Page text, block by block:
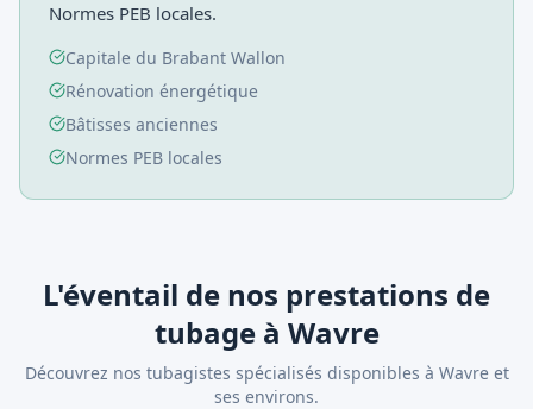
Normes PEB locales.
Capitale du Brabant Wallon
Rénovation énergétique
Bâtisses anciennes
Normes PEB locales
L'éventail de nos prestations de
tubage à Wavre
Découvrez nos tubagistes spécialisés disponibles à Wavre et
ses environs.